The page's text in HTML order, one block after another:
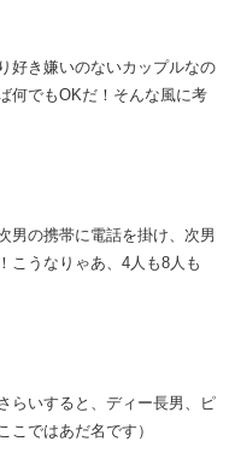
好き嫌いのないカップルなの
何でもOKだ！そんな風に考
男の携帯に電話を掛け、次男
こうなりゃあ、4人も8人も
らいすると、ディー長男、ピ
こではあだ名です）